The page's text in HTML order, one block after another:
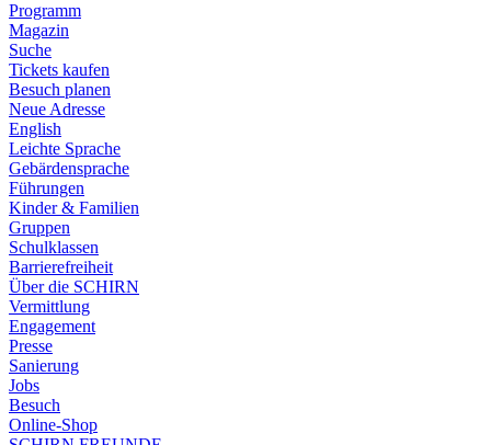
Programm
Magazin
Suche
Tickets kaufen
Besuch planen
Neue Adresse
English
Leichte Sprache
Gebärdensprache
Führungen
Kinder & Familien
Gruppen
Schulklassen
Barrierefreiheit
Über die SCHIRN
Vermittlung
Engagement
Presse
Sanierung
Jobs
Besuch
Online-Shop